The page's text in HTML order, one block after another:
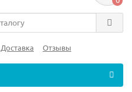
Доставка Отзывы